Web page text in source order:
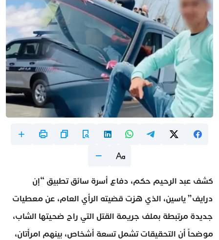
كشف عبد الرحيم حكم، دفاع أسرة سائق تطبيق “إن
درايف” ياسين، الذي هزت قضيته الرأي العام، عن معطيات
جديدة مرتبطة بملف جريمة القتل التي راح ضحيتها الشاب،
موضحاً أن التحقيقات تشمل تسعة أشخاص، بينهم امرأتان،